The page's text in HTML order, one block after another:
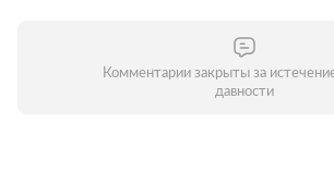
Комментарии закрыты за
давности